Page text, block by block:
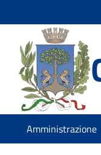
Amministrazione